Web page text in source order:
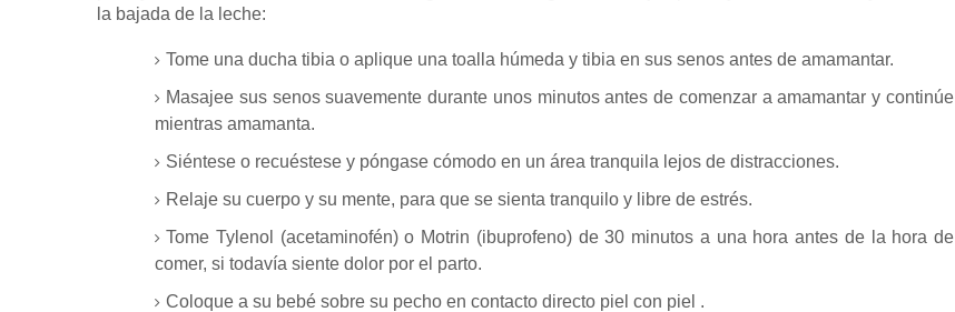
la bajada de la leche:
Tome una ducha tibia o aplique una toalla húmeda y tibia en sus senos antes de amamantar.
Masajee sus senos suavemente durante unos minutos antes de comenzar a amamantar y continúe
mientras amamanta.
Siéntese o recuéstese y póngase cómodo en un área tranquila lejos de distracciones.
Relaje su cuerpo y su mente, para que se sienta tranquilo y libre de estrés.
Tome Tylenol (acetaminofén) o Motrin (ibuprofeno) de 30 minutos a una hora antes de la hora de
comer, si todavía siente dolor por el parto.
Coloque a su bebé sobre su pecho en contacto directo piel con piel .